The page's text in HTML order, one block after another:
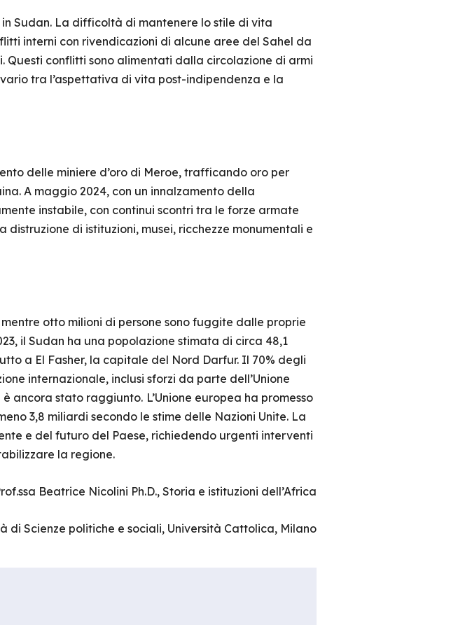
Sudan. La difficoltà di mantenere lo stile di vita
interni con rivendicazioni di alcune aree del Sahel da
conflitti sono alimentati dalla circolazione di armi
tra l’aspettativa di vita post-indipendenza e la
delle miniere d’oro di Meroe, trafficando oro per
A maggio 2024, con un innalzamento della
instabile, con continui scontri tra le forze armate
distruzione di istituzioni, musei, ricchezze monumentali e
otto milioni di persone sono fuggite dalle proprie
il Sudan ha una popolazione stimata di circa 48,1
a El Fasher, la capitale del Nord Darfur. Il 70% degli
internazionale, inclusi sforzi da parte dell’Unione
è ancora stato raggiunto. L’Unione europea ha promesso
3,8 miliardi secondo le stime delle Nazioni Unite. La
e del futuro del Paese, richiedendo urgenti interventi
la regione.
Beatrice Nicolini Ph.D., Storia e istituzioni dell’Africa
di Scienze politiche e sociali, Università Cattolica, Milano